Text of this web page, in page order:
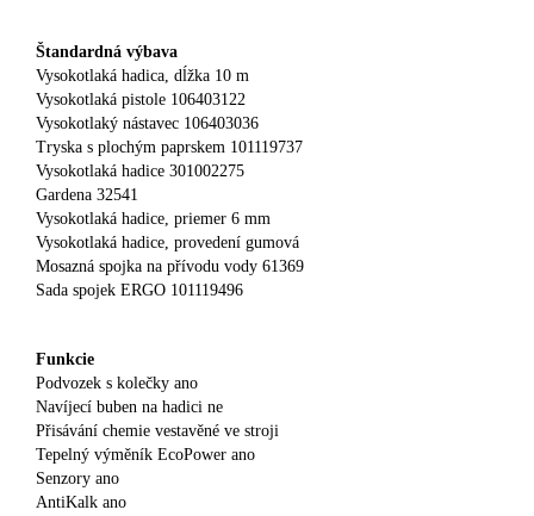
Štandardná výbava
Vysokotlaká hadica, dĺžka 10 m
Vysokotlaká pistole 106403122
Vysokotlaký nástavec 106403036
Tryska s plochým paprskem 101119737
Vysokotlaká hadice 301002275
Gardena 32541
Vysokotlaká hadice, priemer 6 mm
Vysokotlaká hadice, provedení gumová
Mosazná spojka na přívodu vody 61369
Sada spojek ERGO 101119496
Funkcie
Podvozek s kolečky ano
Navíjecí buben na hadici ne
Přisávání chemie vestavěné ve stroji
Tepelný výměník EcoPower ano
Senzory ano
AntiKalk ano